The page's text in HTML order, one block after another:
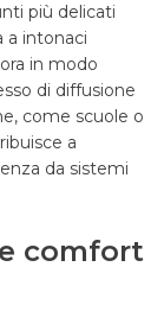
più delicati
a intonaci
in modo
di diffusione
come scuole o
a
da sistemi
comfort